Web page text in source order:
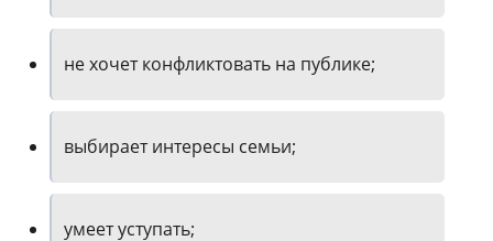
не хочет конфликтовать на публике;
выбирает интересы семьи;
умеет уступать;